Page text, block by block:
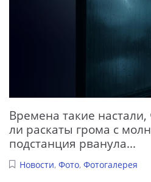
Времена такие настали,
ли раскаты грома с
подстанция рванула...
Новости, Фото, Фотогалерея